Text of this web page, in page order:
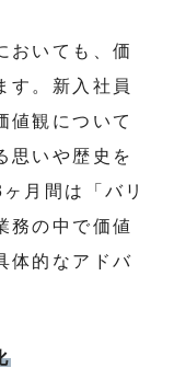
おいても、価
す。新入社員
値観について
思いや歴史を
月間は「バリ
務の中で価値
体的なアドバ